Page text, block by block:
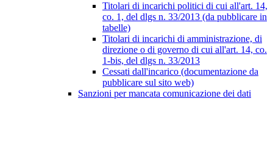
Titolari di incarichi politici di cui all'art. 14,
co. 1, del dlgs n. 33/2013 (da pubblicare in
tabelle)
Titolari di incarichi di amministrazione, di
direzione o di governo di cui all'art. 14, co.
1-bis, del dlgs n. 33/2013
Cessati dall'incarico (documentazione da
pubblicare sul sito web)
Sanzioni per mancata comunicazione dei dati